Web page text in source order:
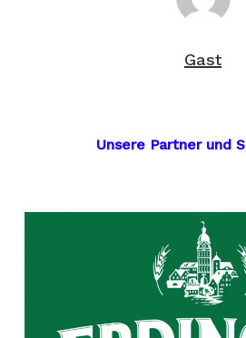
Gast
Unsere Partner und